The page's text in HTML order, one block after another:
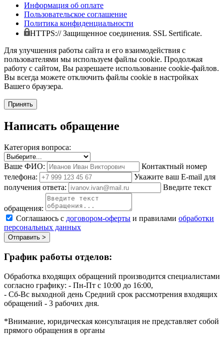
Информация об оплате
Пользовательское соглашение
Политика конфиденциальности
HTTPS:// Защищенное соединения. SSL Sertificate.
Для улучшения работы сайта и его взаимодействия с
пользователями мы используем файлы cookie. Продолжая
работу с сайтом, Вы разрешаете использование cookie-файлов.
Вы всегда можете отключить файлы cookie в настройках
Вашего браузера.
Принять
Написать обращение
Категория вопроса:
Ваше ФИО:
Контактный номер
телефона:
Укажите ваш E-mail для
получения ответа:
Введите текст
обращения:
Соглашаюсь с договором-оферты и правилами обработки
персональных данных
Отправить >
График работы отделов:
Обработка входящих обращений производится специалистами
согласно графику: - Пн-Пт с 10:00 до 16:00,
- Сб-Вс выходной день Средний срок рассмотрения входящих
обращений - 3 рабочих дня.
*Внимание, юридическая консультация не представляет собой
прямого обращения в органы